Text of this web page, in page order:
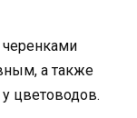
черенками
а также
цветоводов.